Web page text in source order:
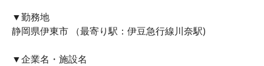
▼勤務地
静岡県伊東市 （最寄り駅：伊豆急行線川奈駅)
▼企業名・施設名